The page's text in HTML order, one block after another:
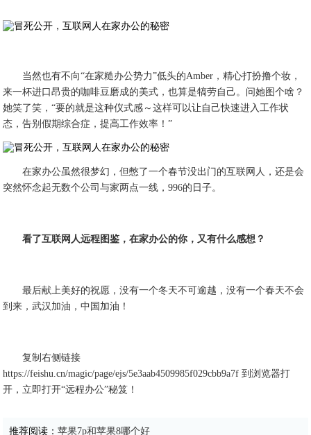
当然也有不向“在家糙办公势力”低头的Amber，精心打扮撸个妆，
来一杯进口昂贵的咖啡豆磨成的美式，也算是犒劳自己。问她图个啥？
她笑了笑，“要的就是这种仪式感～这样可以让自己快速进入工作状
态，告别假期综合症，提高工作效率！”
在家办公虽然很梦幻，但憋了一个春节没出门的互联网人，还是会
突然怀念起无数个公司与家两点一线，996的日子。
看了互联网人远程图鉴，在家办公的你，又有什么感想？
最后献上美好的祝愿，没有一个冬天不可逾越，没有一个春天不会
到来，武汉加油，中国加油！
复制右侧链接
https://feishu.cn/magic/page/ejs/5e3aab4509985f029cbb9a7f 到浏览器打
开，立即打开“远程办公”秘笈！
推荐阅读：苹果7p和苹果8哪个好